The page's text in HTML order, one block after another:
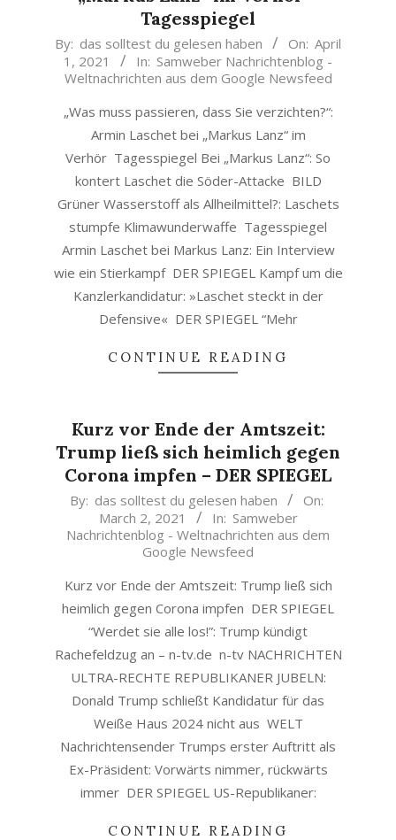
Tagesspiegel
2021-
04-
01
By: das solltest du gelesen haben On: April
1, 2021
In: Samweber Nachrichtenblog -
Weltnachrichten aus dem Google Newsfeed
„Was muss passieren, dass Sie verzichten?“:
Armin Laschet bei „Markus Lanz“ im
Verhör Tagesspiegel Bei „Markus Lanz“: So
kontert Laschet die Söder-Attacke BILD
Grüner Wasserstoff als Allheilmittel?: Laschets
stumpfe Klimawunderwaffe Tagesspiegel
Armin Laschet bei Markus Lanz: Ein Interview
wie ein Stierkampf DER SPIEGEL Kampf um die
Kanzlerkandidatur: »Laschet steckt in der
Defensive« DER SPIEGEL “Mehr
CONTINUE READING
Kurz vor Ende der Amtszeit:
Trump ließ sich heimlich gegen
Corona impfen – DER SPIEGEL
2021-
02
By: das solltest du gelesen haben
On:
March 2, 2021
In: Samweber
Nachrichtenblog - Weltnachrichten aus dem
Google Newsfeed
Kurz vor Ende der Amtszeit: Trump ließ sich
heimlich gegen Corona impfen DER SPIEGEL
“Werdet sie alle los!”: Trump kündigt
Rachefeldzug an – n-tv.de n-tv NACHRICHTEN
ULTRA-RECHTE REPUBLIKANER JUBELN:
Donald Trump schließt Kandidatur für das
Weiße Haus 2024 nicht aus WELT
Nachrichtensender Trumps erster Auftritt als
Ex-Präsident: Vorwärts nimmer, rückwärts
immer DER SPIEGEL US-Republikaner:
CONTINUE READING